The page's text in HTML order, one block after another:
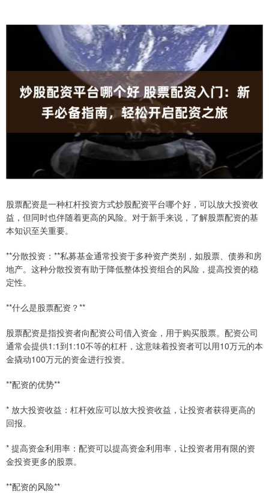
股票配资是一种杠杆投资方式炒股配资平台哪个好，可以放大投资收
益，但同时也伴随着更高的风险。对于新手来说，了解股票配资的基
本知识至关重要。
**分散投资：**私募基金通常投资于多种资产类别，如股票、债券和房
地产。这种分散投资有助于降低整体投资组合的风险，提高投资的稳
定性。
**什么是股票配资？**
股票配资是指投资者向配资公司借入资金，用于购买股票。配资公司
通常会提供1:1到1:10不等的杠杆，这意味着投资者可以用10万元的本
金撬动100万元的资金进行投资。
**配资的优势**
* 放大投资收益：杠杆效应可以放大投资收益，让投资者获得更高的
回报。
* 提高资金利用率：配资可以提高资金利用率，让投资者用有限的资
金投资更多的股票。
**配资的风险**